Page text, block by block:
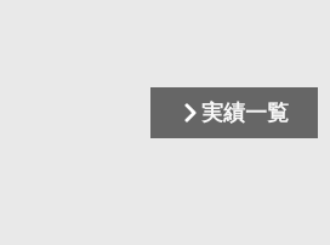
実績一覧